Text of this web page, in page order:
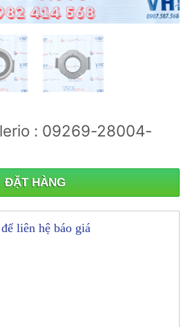
: 09269-28004-
ĐẶT HÀNG
liên hệ báo giá